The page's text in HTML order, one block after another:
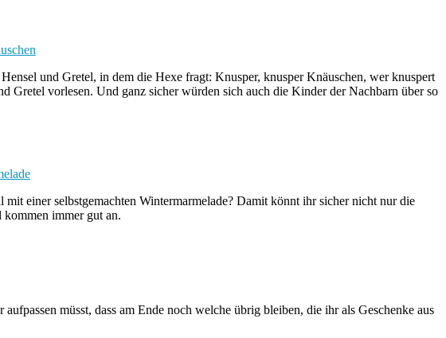
und Gretel, in dem die Hexe fragt: Knusper, knusper Knäuschen, wer knuspert
Gretel vorlesen. Und ganz sicher würden sich auch die Kinder der Nachbarn über so
einer selbstgemachten Wintermarmelade? Damit könnt ihr sicher nicht nur die
kommen immer gut an.
müsst, dass am Ende noch welche übrig bleiben, die ihr als Geschenke aus